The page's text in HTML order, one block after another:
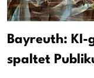
Bayreuth: KI-
spaltet